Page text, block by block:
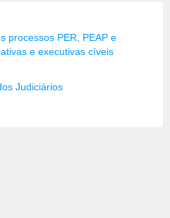
processos PER, PEAP e
e executivas cíveis
Judiciários